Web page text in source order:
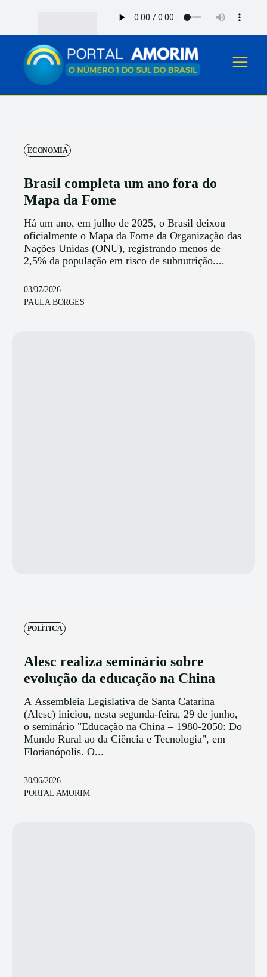
ECONOMIA
Brasil completa um ano fora do
Mapa da Fome
Há um ano, em julho de 2025, o Brasil deixou
oficialmente o Mapa da Fome da Organização das
Nações Unidas (ONU), registrando menos de
2,5% da população em risco de subnutrição....
03/07/2026
PAULA BORGES
POLÍTICA
Alesc realiza seminário sobre
evolução da educação na China
A Assembleia Legislativa de Santa Catarina
(Alesc) iniciou, nesta segunda-feira, 29 de junho,
o seminário "Educação na China – 1980-2050: Do
Mundo Rural ao da Ciência e Tecnologia", em
Florianópolis. O...
30/06/2026
PORTAL AMORIM